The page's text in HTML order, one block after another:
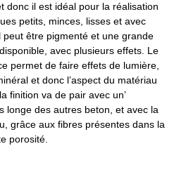
donc il est idéal pour la réalisation
petits, minces, lisses et avec
être pigmenté et une grande
avec plusieurs effets. Le
permet de faire effets de lumière,
et donc l’aspect du matériau
finition va de pair avec un’
longe des autres beton, et avec la
grâce aux fibres présentes dans la
porosité.